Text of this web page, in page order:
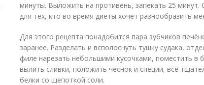
минуты. Выложить на противень, запекать 25
для тех, кто во время диеты хочет разнообразить
Для этого рецепта понадобится пара зубчиков
заранее. Разделать и всполоснуть тушку судака,
филе нарезать небольшими кусочками, поместить в
вылить сливки, положить чеснок и специи, всё
белки со щепоткой соли.